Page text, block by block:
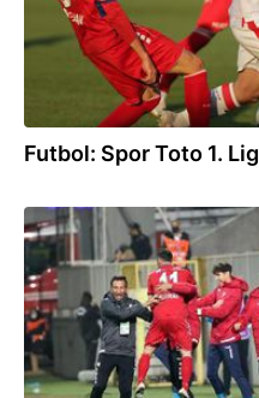
Futbol: Spor Toto 1. Lig
14.12.2021